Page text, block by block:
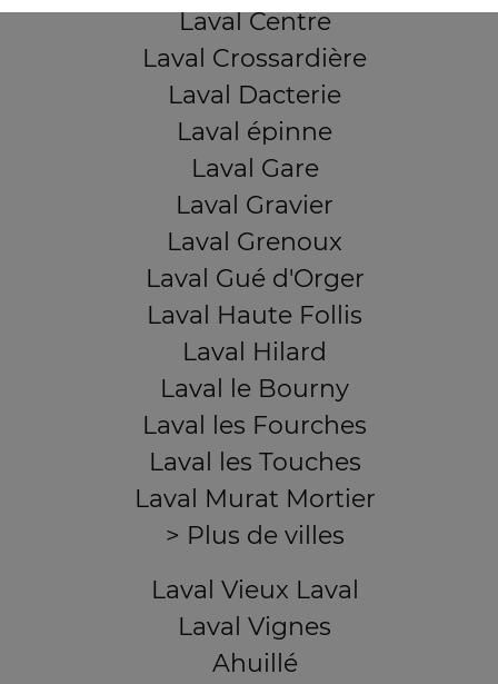
Laval Centre
Laval Crossardière
Laval Dacterie
Laval épinne
Laval Gare
Laval Gravier
Laval Grenoux
Laval Gué d'Orger
Laval Haute Follis
Laval Hilard
Laval le Bourny
Laval les Fourches
Laval les Touches
Laval Murat Mortier
> Plus de villes
Laval Vieux Laval
Laval Vignes
Ahuillé